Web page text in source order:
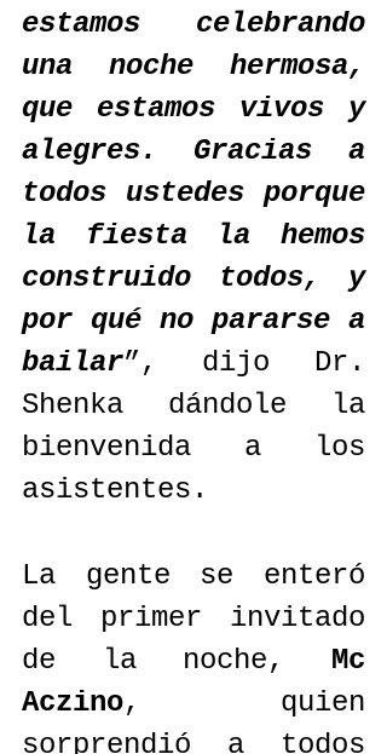
estamos celebrando
una noche hermosa,
que estamos vivos y
alegres. Gracias a
todos ustedes porque
la fiesta la hemos
construido todos, y
por qué no pararse a
bailar”, dijo Dr.
Shenka dándole la
bienvenida a los
asistentes.
La gente se enteró
del primer invitado
de la noche, Mc
Aczino, quien
sorprendió a todos